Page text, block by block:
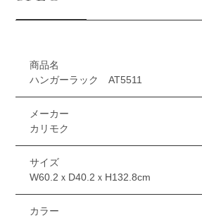
商品名
ハンガーラック AT5511
メーカー
カリモク
サイズ
W60.2ｘD40.2ｘH132.8cm
カラー